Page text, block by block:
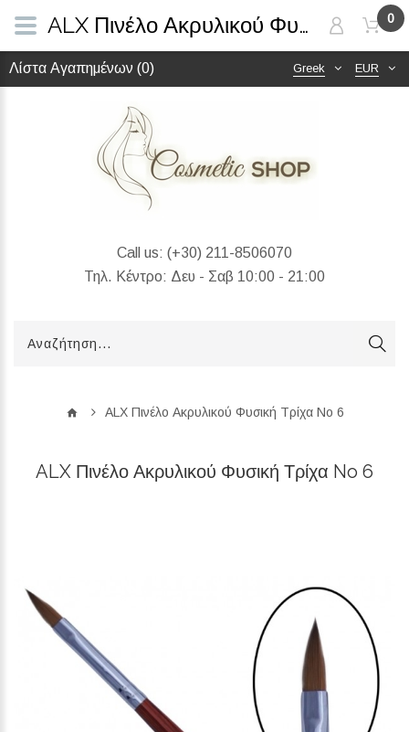
EUR
Greek
Call us: (+30) 211-8506070
Τηλ. Κέντρο: Δευ - Σαβ 10:00 - 21:00
0
Λίστα Αγαπημένων (0)
ALX Πινέλο Ακρυλικού Φυσική Τρίχα No 6
ALX Πινέλο Ακρυλικού Φυσική Τρίχα No 6
ALX Πινέλο Ακρυλικού Φυσική Τρίχα No 6